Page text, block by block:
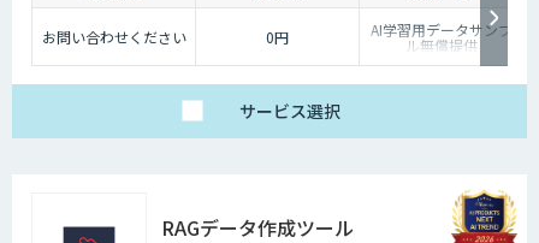
お問い合わせください 0円 AI学習用データサンプ
ル無償提供
サービス選択
RAGデータ作成ツール